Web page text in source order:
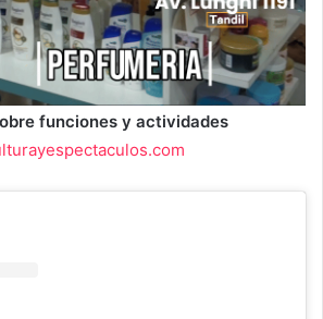
funciones y actividades